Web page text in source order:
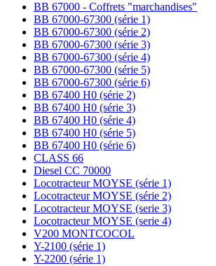
BB 67000 - Coffrets "marchandises"
BB 67000-67300 (série 1)
BB 67000-67300 (série 2)
BB 67000-67300 (série 3)
BB 67000-67300 (série 4)
BB 67000-67300 (série 5)
BB 67000-67300 (série 6)
BB 67400 H0 (série 2)
BB 67400 H0 (série 3)
BB 67400 H0 (série 4)
BB 67400 H0 (série 5)
BB 67400 H0 (série 6)
CLASS 66
Diesel CC 70000
Locotracteur MOYSE (série 1)
Locotracteur MOYSE (série 2)
Locotracteur MOYSE (serie 3)
Locotracteur MOYSE (serie 4)
V200 MONTCOCOL
Y-2100 (série 1)
Y-2200 (série 1)